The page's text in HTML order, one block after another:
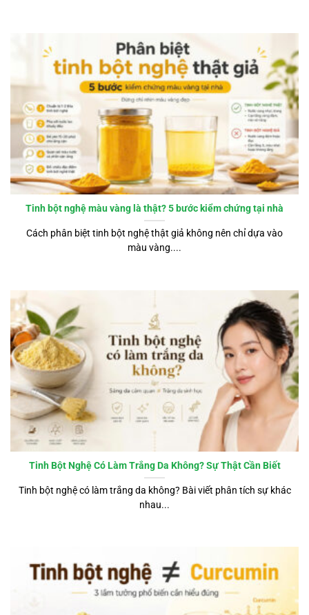
Tinh bột nghệ màu vàng là thật? 5 bước kiểm chứng tại nhà
Cách phân biệt tinh bột nghệ thật giả không nên chỉ dựa vào
màu vàng....
Tinh Bột Nghệ Có Làm Trắng Da Không? Sự Thật Cần Biết
Tinh bột nghệ có làm trắng da không? Bài viết phân tích sự khác
nhau...